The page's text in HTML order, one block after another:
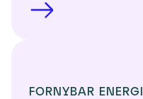
FORNYBAR ENERGI